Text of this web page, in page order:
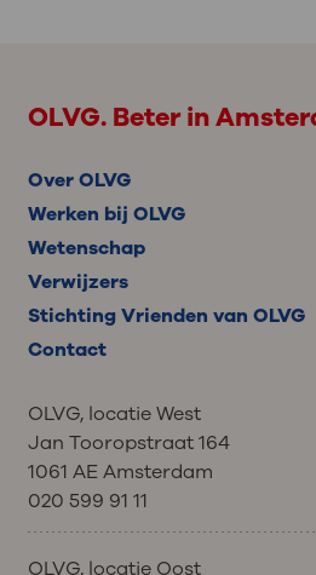
OLVG. Beter in
Over OLVG
Werken bij OLVG
Wetenschap
Verwijzers
Stichting Vrienden van OLVG
Contact
OLVG, locatie West
Jan Tooropstraat 164
1061 AE Amsterdam
020 599 91 11
OLVG, locatie Oost